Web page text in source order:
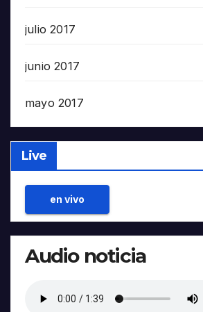
julio 2017
junio 2017
mayo 2017
Live
en vivo
Audio noticia